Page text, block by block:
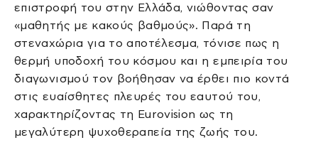
επιστροφή του στην Ελλάδα, νιώθοντας σαν
«μαθητής με κακούς βαθμούς». Παρά τη
στεναχώρια για το αποτέλεσμα, τόνισε πως η
θερμή υποδοχή του κόσμου και η εμπειρία του
διαγωνισμού τον βοήθησαν να έρθει πιο κοντά
στις ευαίσθητες πλευρές του εαυτού του,
χαρακτηρίζοντας τη Eurovision ως τη
μεγαλύτερη ψυχοθεραπεία της ζωής του.